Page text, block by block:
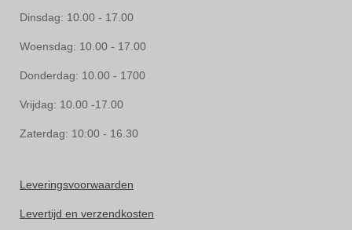
Dinsdag: 10.00 - 17.00
Woensdag: 10.00 - 17.00
Donderdag: 10.00 - 1700
Vrijdag: 10.00 -17.00
Zaterdag: 10:00 - 16.30
Leveringsvoorwaarden
Levertijd en verzendkosten